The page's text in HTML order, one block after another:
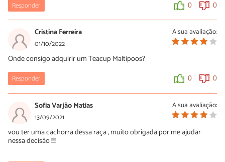
Responder 0 0
A sua avaliação:
Cristina Ferreira
01/10/2022
Onde consigo adquirir um Teacup Maltipoos?
Responder 0 0
A sua avaliação:
Sofia Varjão Matias
13/09/2021
vou ter uma cachorra dessa raça , muito obrigada por me ajudar
nessa decisão !!!!!